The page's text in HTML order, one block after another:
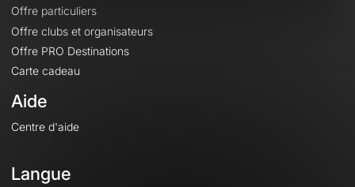
Offre particuliers
Offre clubs et organisateurs
Offre PRO Destinations
Carte cadeau
Aide
Centre d'aide
Langue